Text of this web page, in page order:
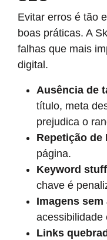
Evitar erros é tão
boas práticas. A
falhas que mais
digital.
Ausência de
título, meta
prejudica o
Repetição de
página.
Keyword
chave é
Imagens sem
acessibilidade
Links